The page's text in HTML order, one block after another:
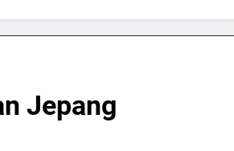
Jepang